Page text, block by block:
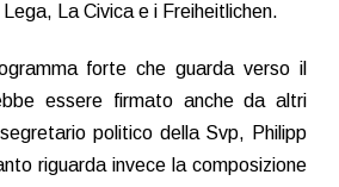
La Civica e i Freiheitlichen.
forte che guarda verso il
essere firmato anche da altri
politico della Svp, Philipp
riguarda invece la composizione